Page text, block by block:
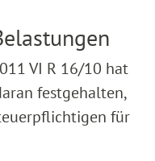
VI R 16/10 hat
festgehalten,
für